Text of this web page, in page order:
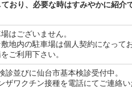
おり、必要な時はすみやかに紹介
はございません。
地内の駐車場は個人契約になって
ご利用下さい。
診並びに仙台市基本検診受付中。
ザワクチン接種を電話にてご連絡